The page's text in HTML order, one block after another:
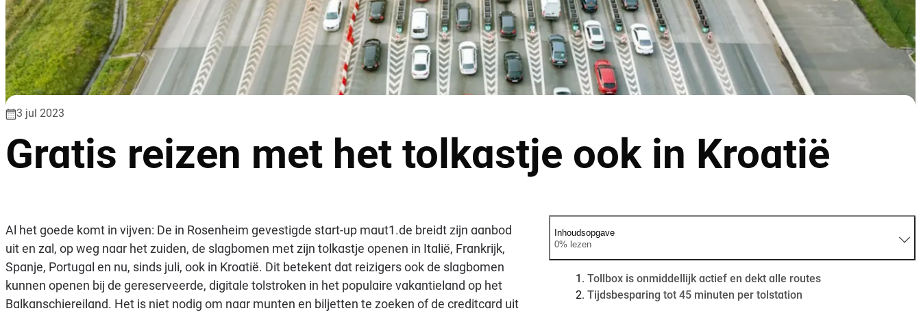
3 jul 2023
Gratis reizen met het tolkastje ook in Kroatië
Inhoudsopgave
0% lezen
Tollbox is onmiddellijk actief en dekt alle routes
Tijdsbesparing tot 45 minuten per tolstation
Al het goede komt in vijven: De in Rosenheim gevestigde start-up maut1.de breidt zijn aanbod
uit en zal, op weg naar het zuiden, de slagbomen met zijn tolkastje openen in Italië, Frankrijk,
Spanje, Portugal en nu, sinds juli, ook in Kroatië. Dit betekent dat reizigers ook de slagbomen
kunnen openen bij de gereserveerde, digitale tolstroken in het populaire vakantieland op het
Balkanschiereiland. Het is niet nodig om naar munten en biljetten te zoeken of de creditcard uit